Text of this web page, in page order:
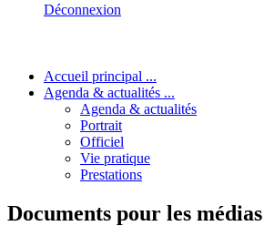
Déconnexion
Accueil principal ...
Agenda & actualités ...
Agenda & actualités
Portrait
Officiel
Vie pratique
Prestations
Documents pour les médias